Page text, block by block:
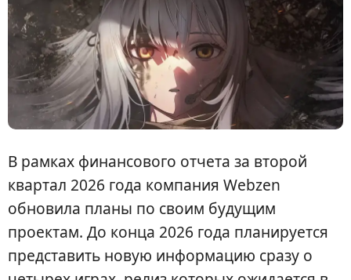
В рамках финансового отчета за второй
квартал 2026 года компания Webzen
обновила планы по своим будущим
проектам. До конца 2026 года планируется
представить новую информацию сразу о